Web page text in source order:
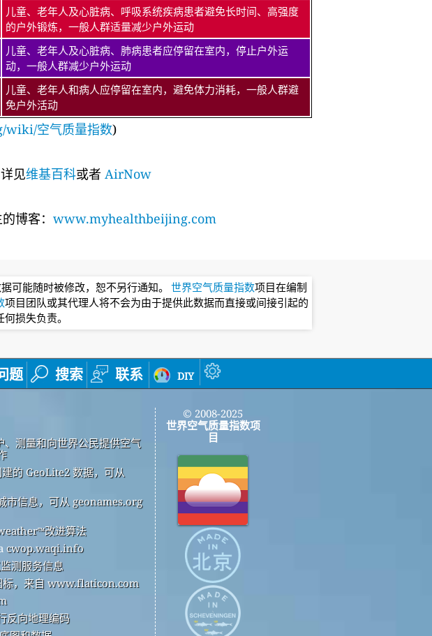
儿童、老年人及心脏病、呼吸系统疾病患者避免长时间、高强度
的户外锻炼，一般人群适量减少户外运动
儿童、老年人及心脏病、肺病患者应停留在室内，停止户外运
动，一般人群减少户外运动
儿童、老年人和病人应停留在室内，避免体力消耗，一般人群避
免户外活动
空气质量指数)
见维基百科或者 AirNow
博客： www.myhealthbeijing.com
可能随时被修改，恕不另行通知。 世界空气质量指数项目在编制
项目团队或其代理人将不会为由于提供此数据而直接或间接引起的
损失负责。
题 搜索 联系 diy
、测量和向世界公民提供空气
的 GeoLite2 数据，可从
市信息，可从 geonames.org
改进算法
cwop.waqi.info
测服务信息
标，来自 www.flaticon.com
反向地理编码
© 2008-2025
世界空气质量指数项
目